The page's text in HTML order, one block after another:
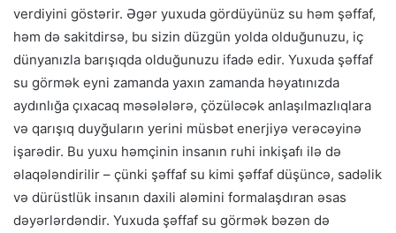
verdiyini göstərir. Əgər yuxuda gördüyünüz su həm şəffaf,
həm də sakitdirsə, bu sizin düzgün yolda olduğunuzu, iç
dünyanızla barışıqda olduğunuzu ifadə edir. Yuxuda şəffaf
su görmək eyni zamanda yaxın zamanda həyatınızda
aydınlığa çıxacaq məsələlərə, çözüləcək anlaşılmazlıqlara
və qarışıq duyğuların yerini müsbət enerjiyə verəcəyinə
işarədir. Bu yuxu həmçinin insanın ruhi inkişafı ilə də
əlaqələndirilir – çünki şəffaf su kimi şəffaf düşüncə, sadəlik
və dürüstlük insanın daxili aləmini formalaşdıran əsas
dəyərlərdəndir. Yuxuda şəffaf su görmək bəzən də